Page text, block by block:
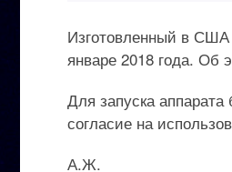
Изготовленный в США
январе 2018 года. Об
Для запуска аппарата
согласие на
А.Ж.